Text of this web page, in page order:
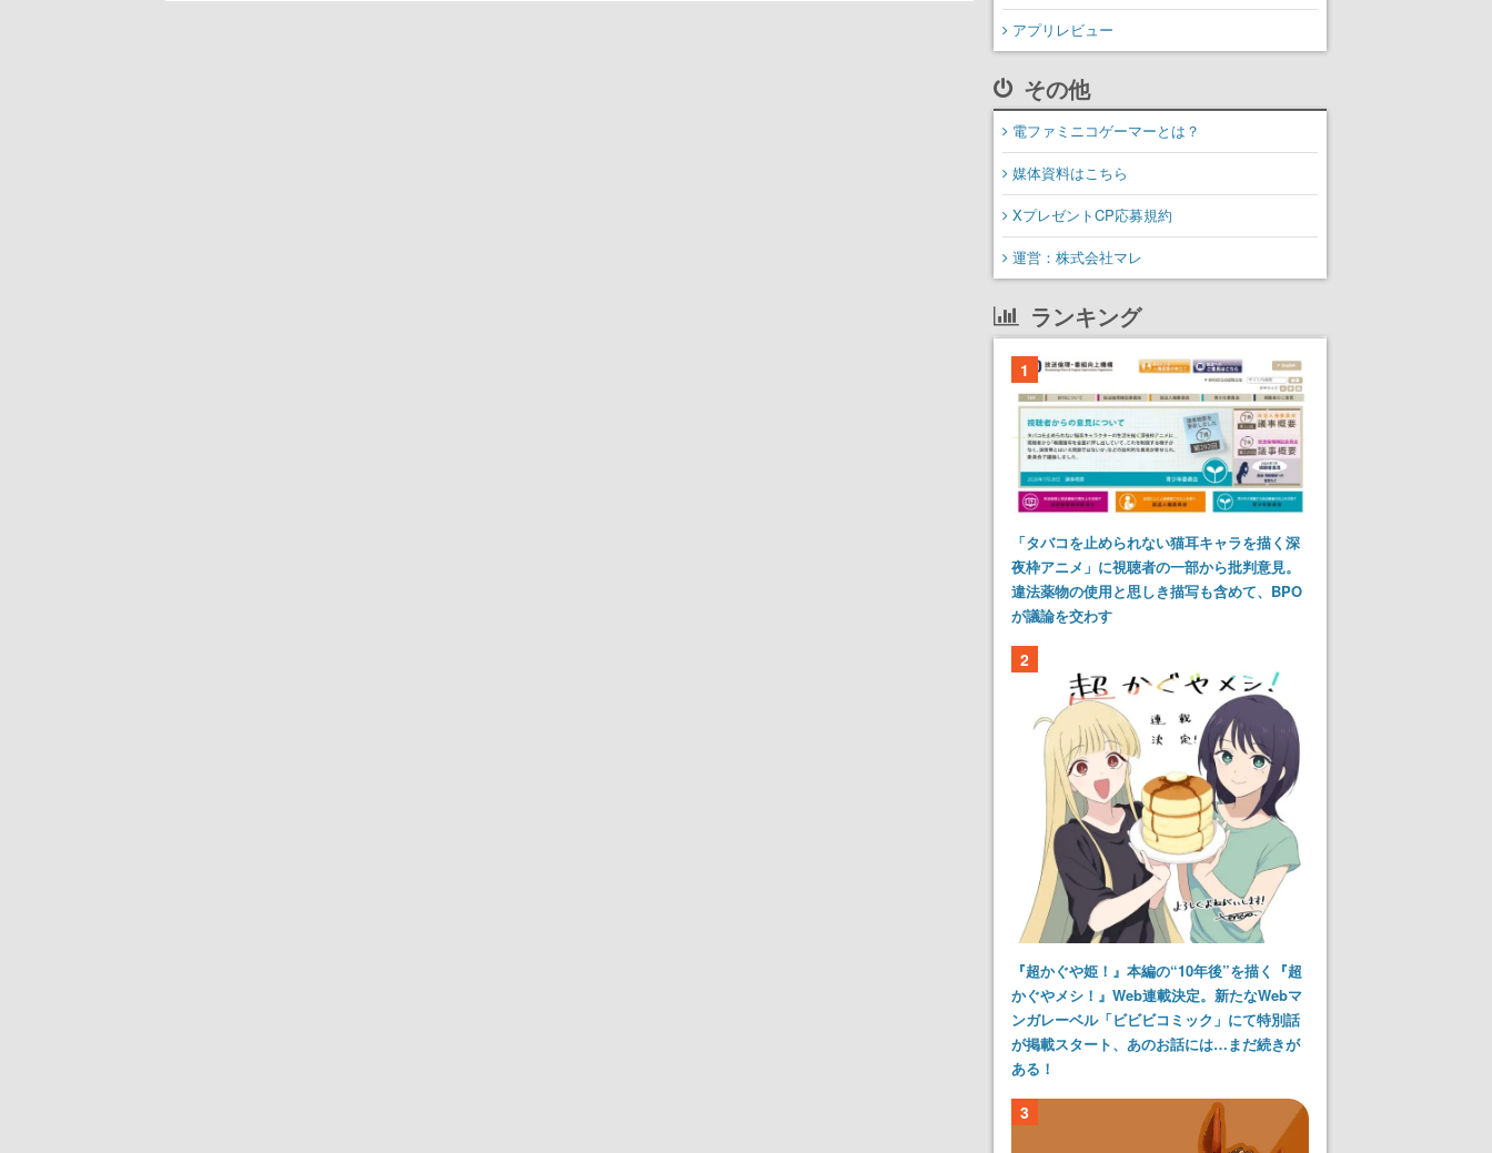
アプリレビュー
その他
電ファミニコゲーマーとは？
媒体資料はこちら
XプレゼントCP応募規約
運営：株式会社マレ
ランキング
1
「タバコを止められない猫耳キャラを描く深
夜枠アニメ」に視聴者の一部から批判意見。
違法薬物の使用と思しき描写も含めて、BPO
が議論を交わす
2
『超かぐや姫！』本編の“10年後”を描く『超
かぐやメシ！』Web連載決定。新たなWebマ
ンガレーベル「ビビビコミック」にて特別話
が掲載スタート、あのお話には…まだ続きが
ある！
3